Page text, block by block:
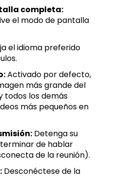
completa:
el modo de pantalla
el idioma preferido
Activado por defecto,
más grande del
todos los demás
más pequeños en
Detenga su
de hablar
de la reunión).
Desconéctese de la